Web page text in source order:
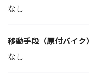
なし
移動手段 （原付バイク）
なし